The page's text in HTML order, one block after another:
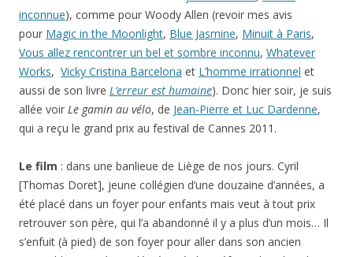
inconnue), comme pour Woody Allen (revoir mes avis
pour Magic in the Moonlight, Blue Jasmine, Minuit à Paris,
Vous allez rencontrer un bel et sombre inconnu, Whatever
Works, Vicky Cristina Barcelona et L’homme irrationnel et
aussi de son livre L’erreur est humaine). Donc hier soir, je suis
allée voir Le gamin au vélo, de Jean-Pierre et Luc Dardenne,
qui a reçu le grand prix au festival de Cannes 2011.
Le film : dans une banlieue de Liège de nos jours. Cyril
[Thomas Doret], jeune collégien d’une douzaine d’années, a
été placé dans un foyer pour enfants mais veut à tout prix
retrouver son père, qui l’a abandonné il y a plus d’un mois… Il
s’enfuit (à pied) de son foyer pour aller dans son ancien